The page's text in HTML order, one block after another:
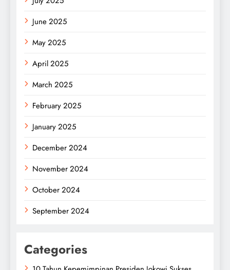
June 2025
May 2025
April 2025
March 2025
February 2025
January 2025
December 2024
November 2024
October 2024
September 2024
Categories